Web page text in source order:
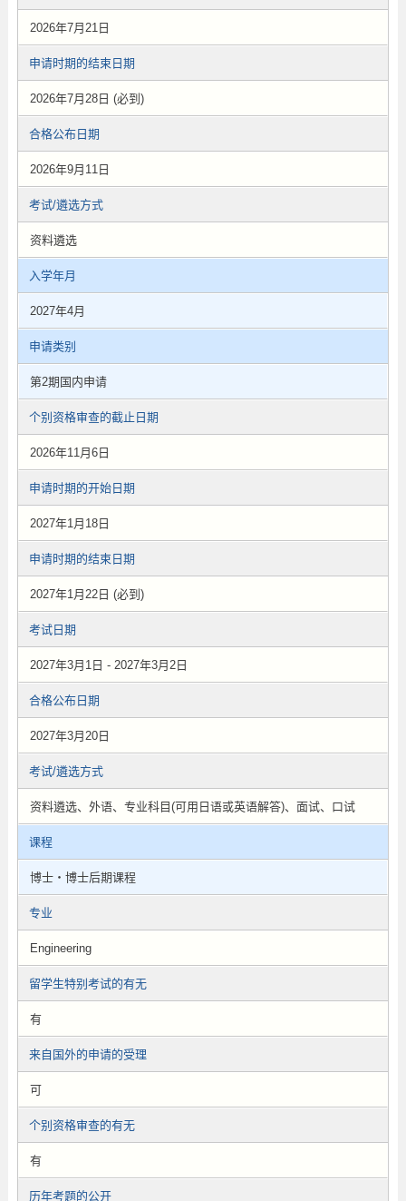
2026年7月21日
申请时期的结束日期
2026年7月28日 (必到)
合格公布日期
2026年9月11日
考试/遴选方式
资料遴选
入学年月
2027年4月
申请类别
第2期国内申请
个别资格审查的截止日期
2026年11月6日
申请时期的开始日期
2027年1月18日
申请时期的结束日期
2027年1月22日 (必到)
考试日期
2027年3月1日 - 2027年3月2日
合格公布日期
2027年3月20日
考试/遴选方式
资料遴选、外语、专业科目(可用日语或英语解答)、面试、口试
课程
博士・博士后期课程
专业
Engineering
留学生特别考试的有无
有
来自国外的申请的受理
可
个别资格审查的有无
有
历年考题的公开